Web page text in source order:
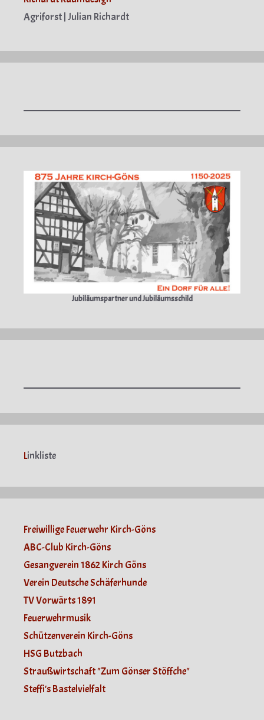
Agriforst | Julian Richardt
Jubiläumspartner und Jubiläumsschild
Linkliste
Freiwillige Feuerwehr Kirch-Göns
ABC-Club Kirch-Göns
Gesangverein 1862 Kirch Göns
Verein Deutsche Schäferhunde
TV Vorwärts 1891
Feuerwehrmusik
Schützenverein Kirch-Göns
HSG Butzbach
Straußwirtschaft "Zum Gönser Stöffche"
Steffi's Bastelvielfalt